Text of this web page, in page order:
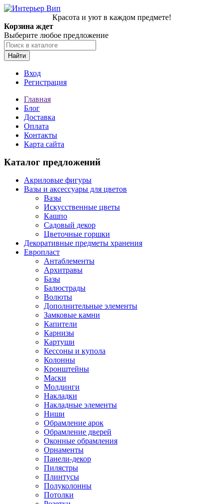
Красота и уют в каждом предмете!
Корзина ждет
Выберите любое предложение
Найти
Вход
Регистрация
Главная
Блог
Доставка
Оплата
Контакты
Карта сайта
Каталог предложений
Акриловые фигуры
Вазы и аксессуары для цветов
Вазы
Искусственные цветы
Кашпо
Садовый декор
Цветочные горшки
Декоративные предметы хранения
Европласт
Антаблементы
Архитравы
Базы
Балюстрады
Волюты
Дополнительные элементы
Замковые камни
Капители
Карнизы
Картуши
Кессоны и купола
Колонны
Кронштейны
Маски
Молдинги
Накладки
Накладные элементы
Ниши
Обрамление арок
Обрамление дверей
Оконные обрамления
Орнаменты
Панели-декор
Пилястры
Плинтусы
Полуколонны
Потолки